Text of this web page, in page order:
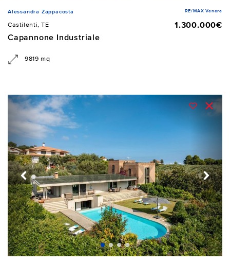
Alessandra Zappacosta RE/MAX Venere
Castilenti, TE
1.300.000€
Capannone Industriale
9819 mq